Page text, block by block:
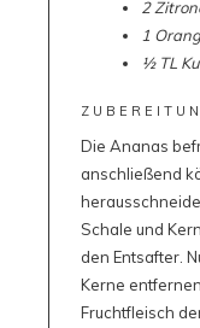
2
1
½ TL
Die Ananas
anschließend
Schale und
den Entsafter.
Kerne
Fruchtfleisch